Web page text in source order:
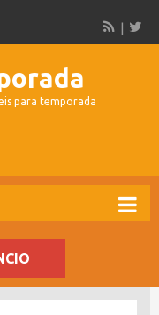
para temporada